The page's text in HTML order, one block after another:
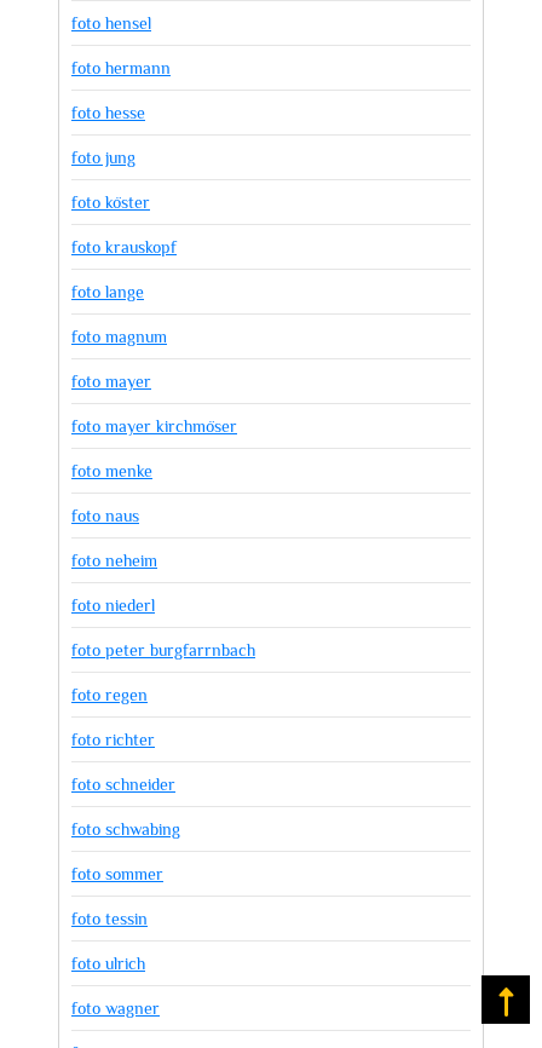
foto hensel
foto hermann
foto hesse
foto jung
foto köster
foto krauskopf
foto lange
foto magnum
foto mayer
foto mayer kirchmöser
foto menke
foto naus
foto neheim
foto niederl
foto peter burgfarrnbach
foto regen
foto richter
foto schneider
foto schwabing
foto sommer
foto tessin
foto ulrich
foto wagner